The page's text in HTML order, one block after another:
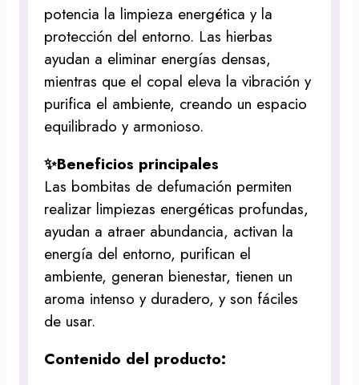
potencia la limpieza energética y la
protección del entorno. Las hierbas
ayudan a eliminar energías densas,
mientras que el copal eleva la vibración y
purifica el ambiente, creando un espacio
equilibrado y armonioso.
✨Beneficios principales
Las bombitas de defumación permiten
realizar limpiezas energéticas profundas,
ayudan a atraer abundancia, activan la
energía del entorno, purifican el
ambiente, generan bienestar, tienen un
aroma intenso y duradero, y son fáciles
de usar.
Contenido del producto: